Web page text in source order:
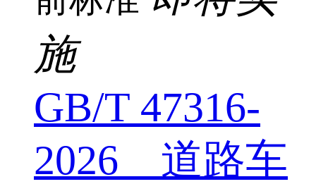
施
GB/T 47316-
2026 道路车